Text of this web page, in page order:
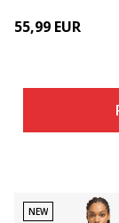
55,99 EUR
NEW